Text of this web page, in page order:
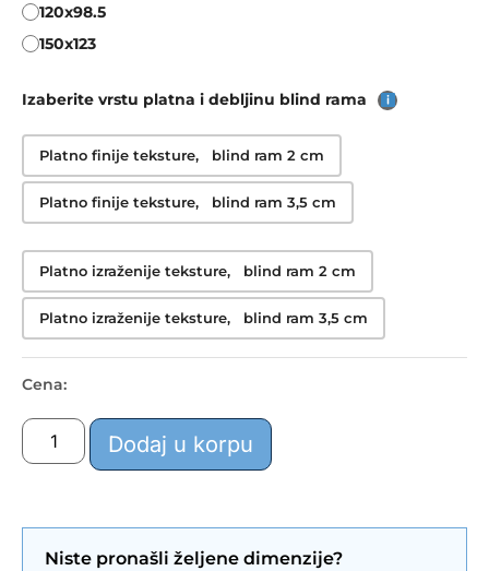
120x98.5
150x123
Izaberite vrstu platna i debljinu blind rama
Platno finije teksture, blind ram 2 cm
Platno finije teksture, blind ram 3,5 cm
Platno izraženije teksture, blind ram 2 cm
Platno izraženije teksture, blind ram 3,5 cm
Cena:
Dodaj u korpu
Niste pronašli željene dimenzije?